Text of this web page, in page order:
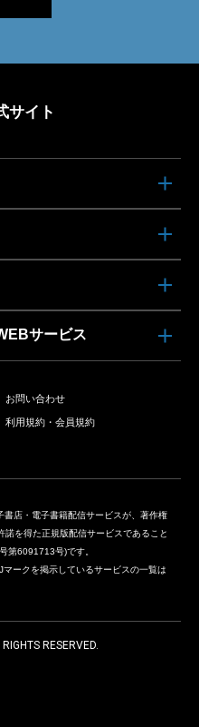
サイト
サービス
お問い合わせ
利用規約・会員規約
書店・電子書籍配信サービスが、著作権
諾を得た正規版配信サービスであること
第6091713号)です。
ークを掲示しているサービスの一覧は
RESERVED.